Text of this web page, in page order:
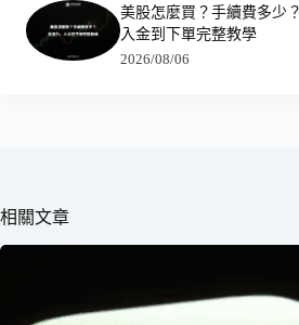
美股怎麼買？手續費多少
入金到下單完整教學
2026/08/06
相關文章